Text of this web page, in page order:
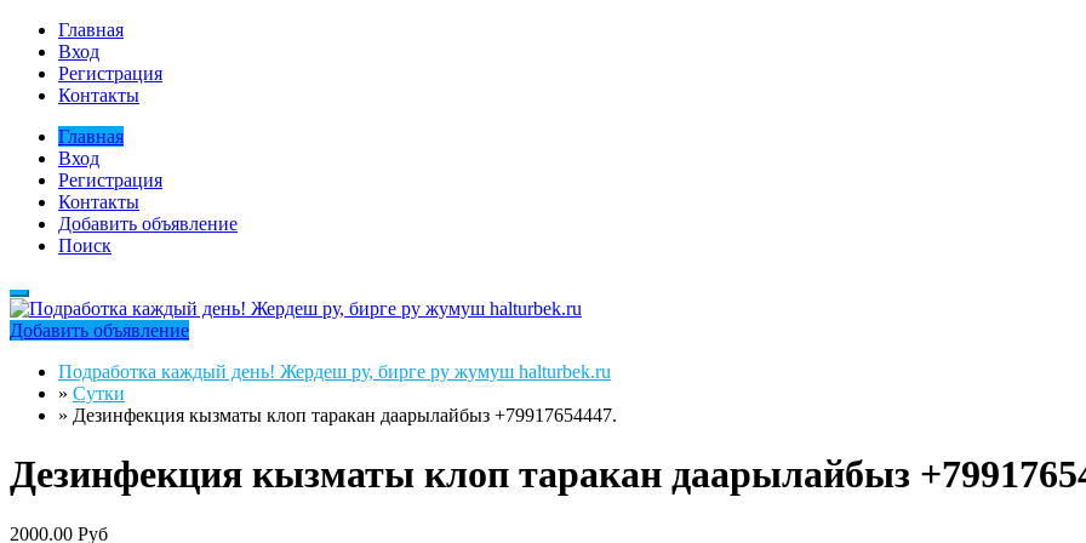
Главная
Вход
Регистрация
Контакты
Главная
Вход
Регистрация
Контакты
Добавить объявление
Поиск
Добавить объявление
Подработка каждый день! Жердеш ру, бирге ру жумуш halturbek.ru
» Сутки
» Дезинфекция кызматы клоп таракан даарылайбыз +79917654447.
Дезинфекция кызматы клоп таракан даарылайбыз
2000.00 Руб